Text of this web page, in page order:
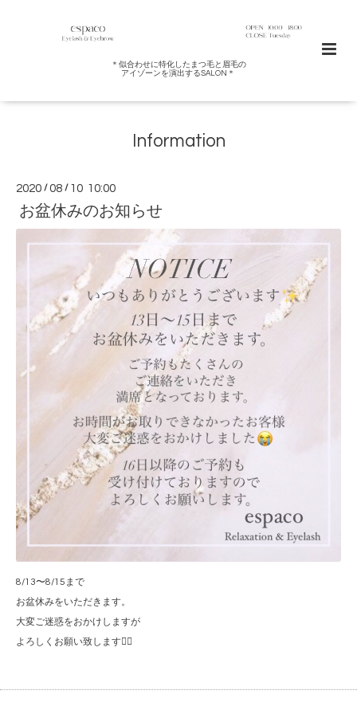
＊似合わせに特化したまつ毛と眉毛の
アイゾーンを演出するSALON＊
Information
2020 /08 / 10 10:00
お盆休みのお知らせ
8/13〜8/15まで
お盆休みをいただきます。
大変ご迷惑をおかけしますが
よろしくお願い致します🙇‍♀️